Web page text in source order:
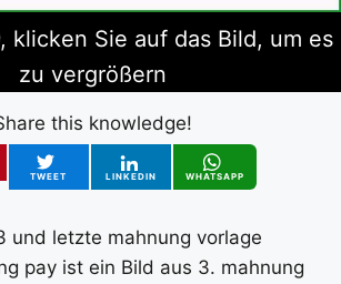
klicken Sie auf das Bild, um es
zu vergrößern
this knowledge!
TWEET
LINKEDIN WHATSAPP
und letzte mahnung vorlage
pay ist ein Bild aus 3. mahnung